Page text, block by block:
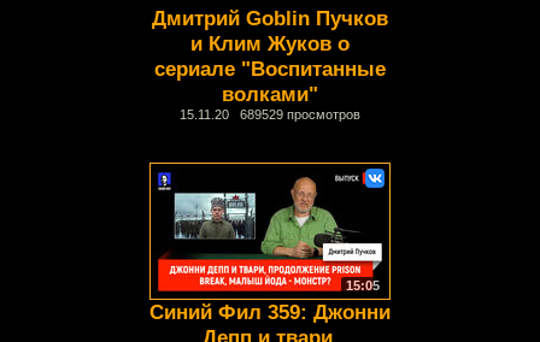
Дмитрий Goblin Пучков
и Клим Жуков о
сериале "Воспитанные
волками"
15.11.20 689529 просмотров
15:05
Синий Фил 359: Джонни